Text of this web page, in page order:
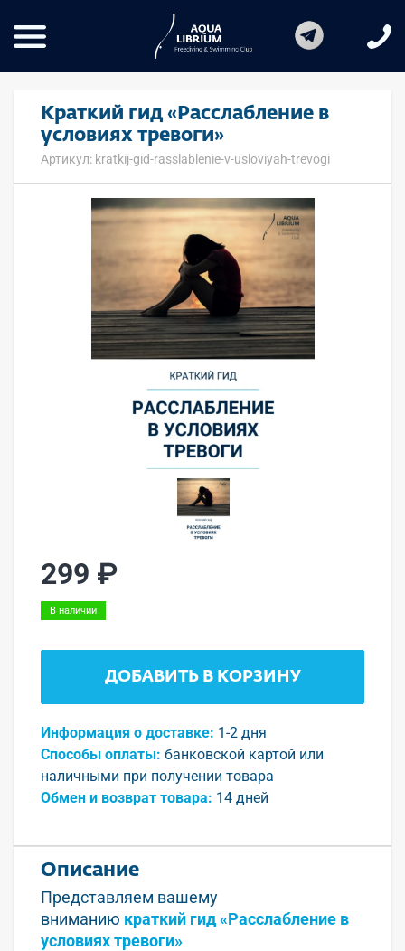
Краткий гид «Расслабление в
условиях тревоги»
Артикул: kratkij-gid-rasslablenie-v-usloviyah-trevogi
Основная информация о товаре
299 ₽
В наличии
ДОБАВИТЬ В КОРЗИНУ
Информация о доставке: 1-2 дня
Способы оплаты: банковской картой или
наличными при получении товара
Обмен и возврат товара: 14 дней
Описание
Представляем вашему
вниманию краткий гид «Расслабление в
условиях тревоги»